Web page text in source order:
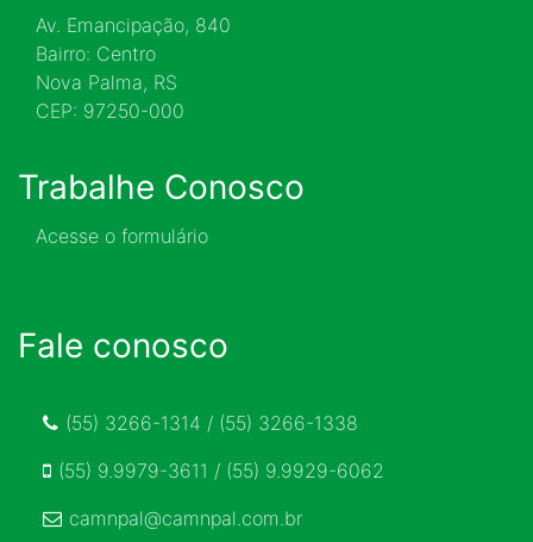
Av. Emancipação, 840
Bairro: Centro
Nova Palma, RS
CEP: 97250-000
Trabalhe Conosco
Acesse o formulário
Fale conosco
(55) 3266-1314 / (55) 3266-1338
(55) 9.9979-3611 / (55) 9.9929-6062
camnpal@camnpal.com.br